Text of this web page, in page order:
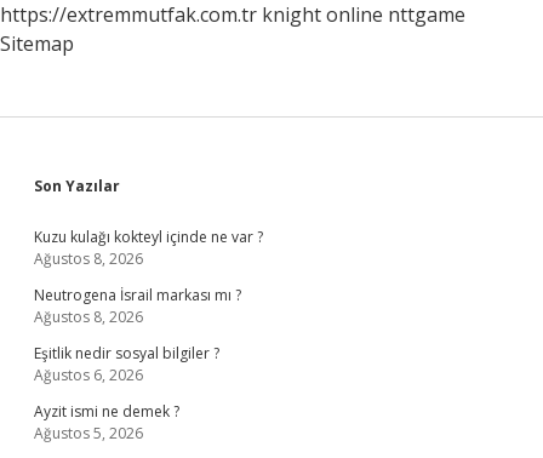
https://extremmutfak.com.tr knight online nttgame
Sitemap
Sidebar
Son Yazılar
Kuzu kulağı kokteyl içinde ne var ?
Ağustos 8, 2026
Neutrogena İsrail markası mı ?
Ağustos 8, 2026
Eşitlik nedir sosyal bilgiler ?
Ağustos 6, 2026
Ayzit ismi ne demek ?
Ağustos 5, 2026